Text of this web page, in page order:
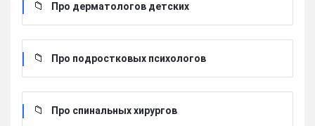
Про дерматологов детских
Про подростковых психологов
Про спинальных хирургов